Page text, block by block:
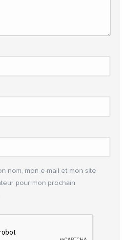
nom, mon e-mail et mon site
pour mon prochain